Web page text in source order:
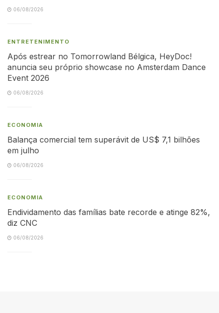
06/08/2026
ENTRETENIMENTO
Após estrear no Tomorrowland Bélgica, HeyDoc!
anuncia seu próprio showcase no Amsterdam Dance
Event 2026
06/08/2026
ECONOMIA
Balança comercial tem superávit de US$ 7,1 bilhões
em julho
06/08/2026
ECONOMIA
Endividamento das famílias bate recorde e atinge 82%,
diz CNC
06/08/2026